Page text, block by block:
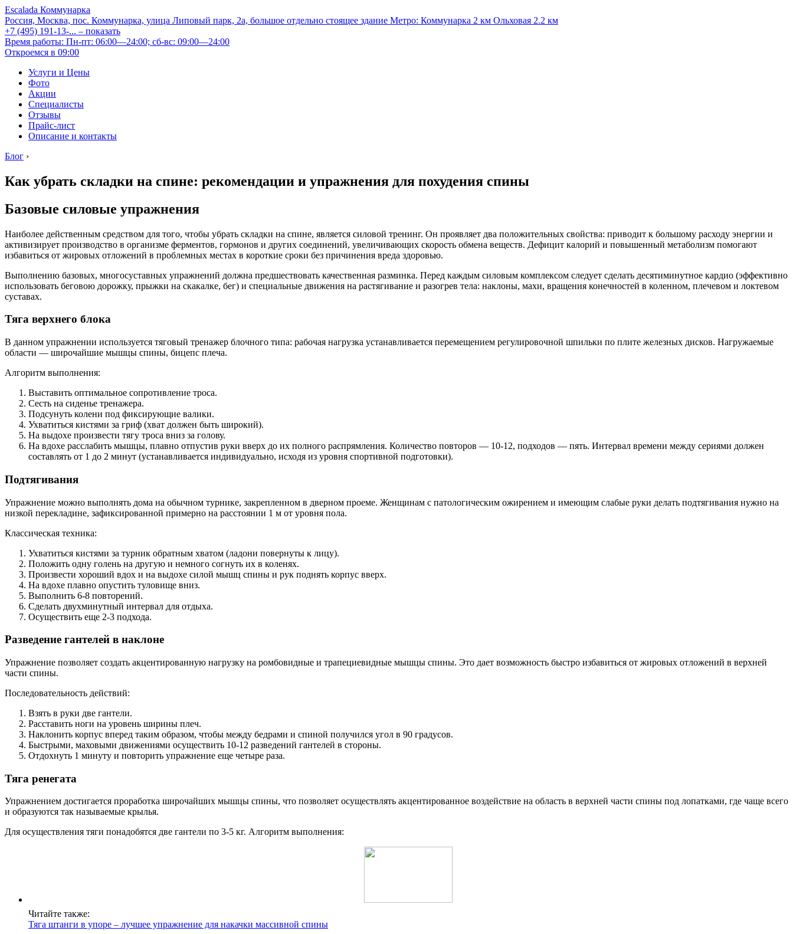
Escalada Коммунарка
Россия, Москва, пос. Коммунарка, улица Липовый парк, 2а, большое отдельно стоящее здание Метро: Коммунарка 2 км Ольховая 2.2 км
+7 (495) 191-13-... – показать
Время работы: Пн-пт: 06:00—24:00; сб-вс: 09:00—24:00
Откроемся в 09:00
Услуги и Цены
Фото
Акции
Специалисты
Отзывы
Прайс-лист
Описание и контакты
Блог ›
Как убрать складки на спине: рекомендации и упражнения для похудения спины
Базовые силовые упражнения
Наиболее действенным средством для того, чтобы убрать складки на спине, является силовой тренинг. Он проявляет два положительных свойства: приводит к большому расходу энергии и
активизирует производство в организме ферментов, гормонов и других соединений, увеличивающих скорость обмена веществ. Дефицит калорий и повышенный метаболизм помогают
избавиться от жировых отложений в проблемных местах в короткие сроки без причинения вреда здоровью.
Выполнению базовых, многосуставных упражнений должна предшествовать качественная разминка. Перед каждым силовым комплексом следует сделать десятиминутное кардио (эффективно
использовать беговою дорожку, прыжки на скакалке, бег) и специальные движения на растягивание и разогрев тела: наклоны, махи, вращения конечностей в коленном, плечевом и локтевом
суставах.
Тяга верхнего блока
В данном упражнении используется тяговый тренажер блочного типа: рабочая нагрузка устанавливается перемещением регулировочной шпильки по плите железных дисков. Нагружаемые
области — широчайшие мышцы спины, бицепс плеча.
Алгоритм выполнения:
Выставить оптимальное сопротивление троса.
Сесть на сиденье тренажера.
Подсунуть колени под фиксирующие валики.
Ухватиться кистями за гриф (хват должен быть широкий).
На выдохе произвести тягу троса вниз за голову.
На вдохе расслабить мышцы, плавно отпустив руки вверх до их полного распрямления. Количество повторов — 10-12, подходов — пять. Интервал времени между сериями должен
составлять от 1 до 2 минут (устанавливается индивидуально, исходя из уровня спортивной подготовки).
Подтягивания
Упражнение можно выполнять дома на обычном турнике, закрепленном в дверном проеме. Женщинам с патологическим ожирением и имеющим слабые руки делать подтягивания нужно на
низкой перекладине, зафиксированной примерно на расстоянии 1 м от уровня пола.
Классическая техника:
Ухватиться кистями за турник обратным хватом (ладони повернуты к лицу).
Положить одну голень на другую и немного согнуть их в коленях.
Произвести хороший вдох и на выдохе силой мышц спины и рук поднять корпус вверх.
На вдохе плавно опустить туловище вниз.
Выполнить 6-8 повторений.
Сделать двухминутный интервал для отдыха.
Осуществить еще 2-3 подхода.
Разведение гантелей в наклоне
Упражнение позволяет создать акцентированную нагрузку на ромбовидные и трапециевидные мышцы спины. Это дает возможность быстро избавиться от жировых отложений в верхней
части спины.
Последовательность действий:
Взять в руки две гантели.
Расставить ноги на уровень ширины плеч.
Наклонить корпус вперед таким образом, чтобы между бедрами и спиной получился угол в 90 градусов.
Быстрыми, маховыми движениями осуществить 10-12 разведений гантелей в стороны.
Отдохнуть 1 минуту и повторить упражнение еще четыре раза.
Тяга ренегата
Упражнением достигается проработка широчайших мышцы спины, что позволяет осуществлять акцентированное воздействие на область в верхней части спины под лопатками, где чаще всего
и образуются так называемые крылья.
Для осуществления тяги понадобятся две гантели по 3-5 кг. Алгоритм выполнения:
Читайте также:
Тяга штанги в упоре – лучшее упражнение для накачки массивной спины